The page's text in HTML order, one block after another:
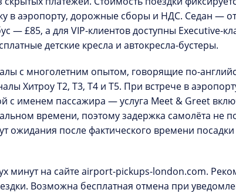
в аэропорту, дорожные сборы и НДС. Седан —
— £85, а для VIP-клиентов доступны Executive-
детские кресла и автокресла-бустеры.
с многолетним опытом, говорящие по-
Хитроу T2, T3, T4 и T5. При встрече в
с именем пассажира — услуга Meet & Greet
времени, поэтому задержка самолёта не
ожидания после фактического времени посадки
минут на сайтеairport-pickups-london.com.
Возможна бесплатная отмена при